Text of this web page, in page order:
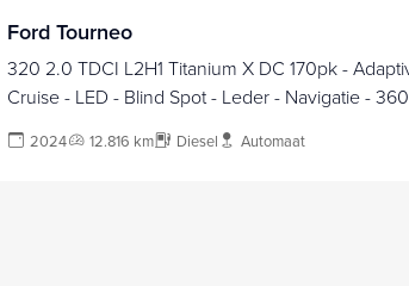
Ford Tourneo
320 2.0 TDCI L2H1 Titanium X DC 170pk - Adaptive
Cruise - LED - Blind Spot - Leder - Navigatie - 360
2024 12.816 km Diesel Automaat